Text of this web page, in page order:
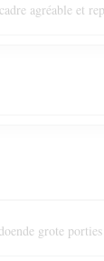
agréable et
grote